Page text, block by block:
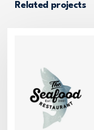
Related projects